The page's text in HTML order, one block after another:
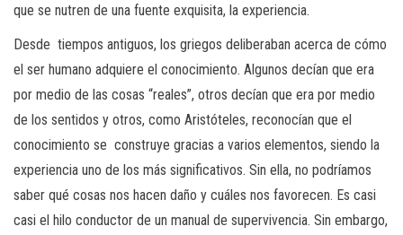
que se nutren de una fuente exquisita, la experiencia.
Desde tiempos antiguos, los griegos deliberaban acerca de cómo
el ser humano adquiere el conocimiento. Algunos decían que era
por medio de las cosas “reales”, otros decían que era por medio
de los sentidos y otros, como Aristóteles, reconocían que el
conocimiento se construye gracias a varios elementos, siendo la
experiencia uno de los más significativos. Sin ella, no podríamos
saber qué cosas nos hacen daño y cuáles nos favorecen. Es casi
casi el hilo conductor de un manual de supervivencia. Sin embargo,